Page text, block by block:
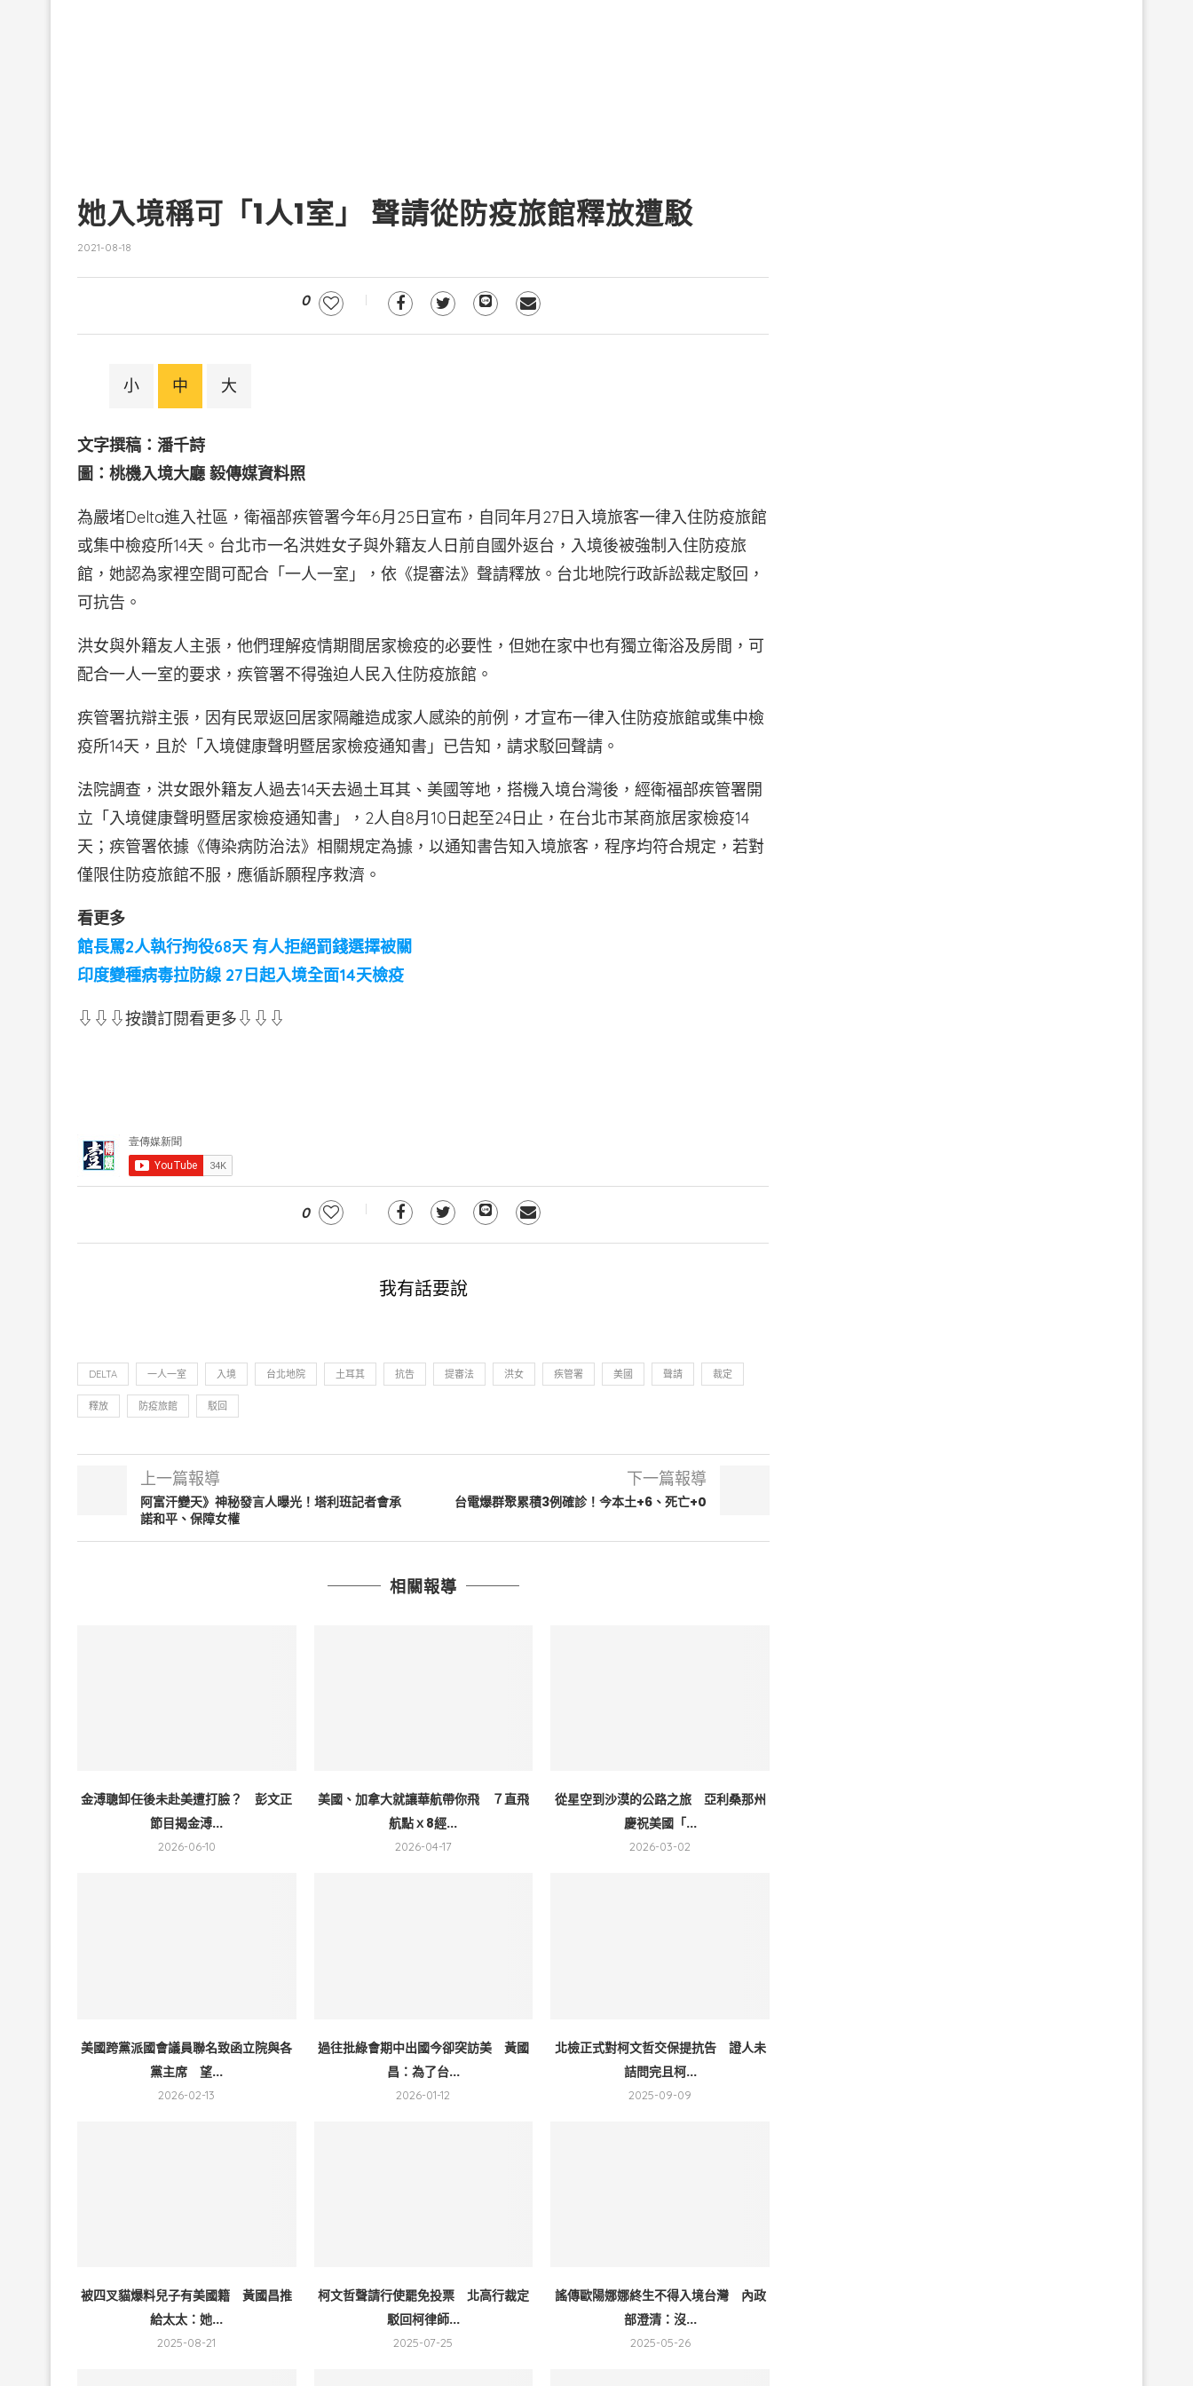
她入境稱可「1人1室」 聲請從防疫旅館釋放遭駁
2021-08-18
0
小 中 大
文字撰稿：潘千詩
圖：桃機入境大廳 毅傳媒資料照
為嚴堵Delta進入社區，衛福部疾管署今年6月25日宣布，自同年月27日入境旅客一律入住防疫旅館
或集中檢疫所14天。台北市一名洪姓女子與外籍友人日前自國外返台，入境後被強制入住防疫旅
館，她認為家裡空間可配合「一人一室」，依《提審法》聲請釋放。台北地院行政訴訟裁定駁回，
可抗告。
洪女與外籍友人主張，他們理解疫情期間居家檢疫的必要性，但她在家中也有獨立衛浴及房間，可
配合一人一室的要求，疾管署不得強迫人民入住防疫旅館。
疾管署抗辯主張，因有民眾返回居家隔離造成家人感染的前例，才宣布一律入住防疫旅館或集中檢
疫所14天，且於「入境健康聲明暨居家檢疫通知書」已告知，請求駁回聲請。
法院調查，洪女跟外籍友人過去14天去過土耳其、美國等地，搭機入境台灣後，經衛福部疾管署開
立「入境健康聲明暨居家檢疫通知書」，2人自8月10日起至24日止，在台北市某商旅居家檢疫14
天；疾管署依據《傳染病防治法》相關規定為據，以通知書告知入境旅客，程序均符合規定，若對
僅限住防疫旅館不服，應循訴願程序救濟。
看更多
館長罵2人執行拘役68天 有人拒絕罰錢選擇被關
印度變種病毒拉防線 27日起入境全面14天檢疫
⇩⇩⇩按讚訂閱看更多⇩⇩⇩
0
我有話要說
DELTA 一人一室 入境 台北地院 土耳其 抗告 提審法 洪女 疾管署 美國 聲請 裁定
釋放 防疫旅館 駁回
上一篇報導
阿富汗變天》神秘發言人曝光！塔利班記者會承
諾和平、保障女權
下一篇報導
台電爆群聚累積3例確診！今本土+6、死亡+0
相關報導
金溥聰卸任後未赴美遭打臉？ 彭文正
節目揭金溥...
2026-06-10
美國、加拿大就讓華航帶你飛 ７直飛
航點ｘ8經...
2026-04-17
從星空到沙漠的公路之旅 亞利桑那州
慶祝美國「...
2026-03-02
美國跨黨派國會議員聯名致函立院與各
黨主席 望...
2026-02-13
過往批綠會期中出國今卻突訪美 黃國
昌：為了台...
2026-01-12
北檢正式對柯文哲交保提抗告 證人未
詰問完且柯...
2025-09-09
被四叉貓爆料兒子有美國籍 黃國昌推
給太太：她...
2025-08-21
柯文哲聲請行使罷免投票 北高行裁定
駁回柯律師...
2025-07-25
謠傳歐陽娜娜終生不得入境台灣 內政
部澄清：沒...
2025-05-26